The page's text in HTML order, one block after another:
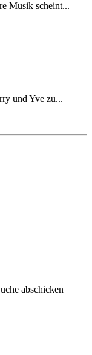
Musik scheint...
und Yve zu...
abschicken